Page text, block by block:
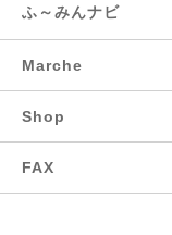
ふ～みんナビ
Marche
Shop
FAX